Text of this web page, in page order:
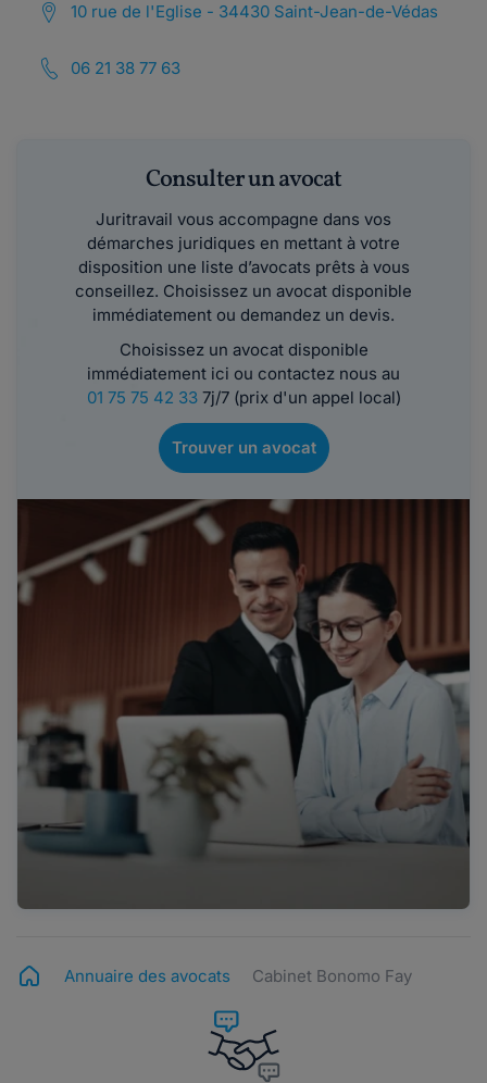
10 rue de l'Eglise - 34430 Saint-Jean-de-Védas
06 21 38 77 63
Consulter un avocat
Juritravail vous accompagne dans vos
démarches juridiques en mettant à votre
disposition une liste d’avocats prêts à vous
conseillez. Choisissez un avocat disponible
immédiatement ou demandez un devis.
Choisissez un avocat disponible
immédiatement ici ou contactez nous au
01 75 75 42 337j/7 (prix d'un appel local)
Trouver un avocat
Annuaire des avocats Cabinet Bonomo Fay